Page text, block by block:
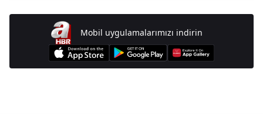
Mobil uygulamalarımızı indirin